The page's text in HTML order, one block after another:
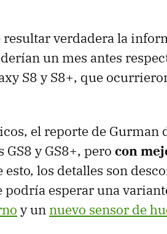
verdadera la
un mes antes
S8 y S8+, que
el reporte de Gurman
y GS8+, pero con
esto, los detalles son
podría esperar una
y un nuevo sensor de